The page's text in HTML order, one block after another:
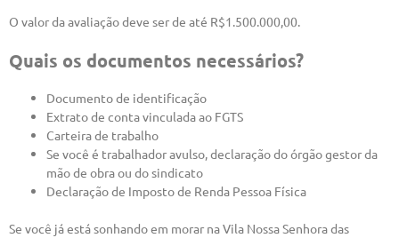
O valor da avaliação deve ser de até R$1.500.000,00.
Quais os documentos necessários?
Documento de identificação
Extrato de conta vinculada ao FGTS
Carteira de trabalho
Se você é trabalhador avulso, declaração do órgão gestor da
mão de obra ou do sindicato
Declaração de Imposto de Renda Pessoa Física
Se você já está sonhando em morar na Vila Nossa Senhora das